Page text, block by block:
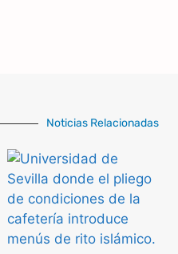
Noticias Relacionadas